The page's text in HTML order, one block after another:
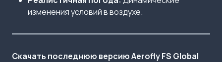
изменения условий в воздухе.
Скачать последнюю версиюAerofly FS Global